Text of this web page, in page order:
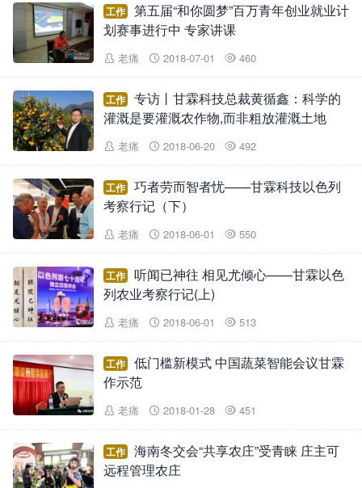
工作
第五届“和你圆梦”百万青年创业就业计
划赛事进行中 专家讲课
 老痛  2018-07-01  460
工作
专访丨甘霖科技总裁黄循鑫：科学的
灌溉是要灌溉农作物,而非粗放灌溉土地
 老痛  2018-06-20  492
工作
巧者劳而智者忧——甘霖科技以色列
考察行记（下）
 老痛  2018-06-01  550
工作
听闻已神往 相见尤倾心——甘霖以色
列农业考察行记(上)
 老痛  2018-06-01  513
工作
低门槛新模式 中国蔬菜智能会议甘霖
作示范
 老痛  2018-01-28  451
工作
海南冬交会“共享农庄”受青睐 庄主可
远程管理农庄